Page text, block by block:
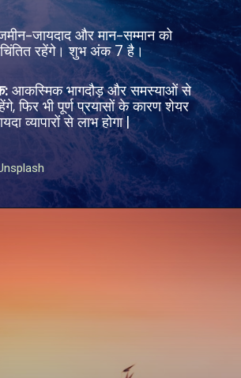
जायदाद और मान-सम्मान को
रहेंगे। शुभ अंक 7 है।
आकस्मिक भागदौड़ और समस्याओं से
फिर भी पूर्ण प्रयासों के कारण शेयर
व्यापारों से लाभ होगा |